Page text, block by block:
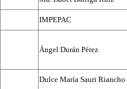
IMPEPAC
Ángel Durán Pérez
Dulce María Sauri